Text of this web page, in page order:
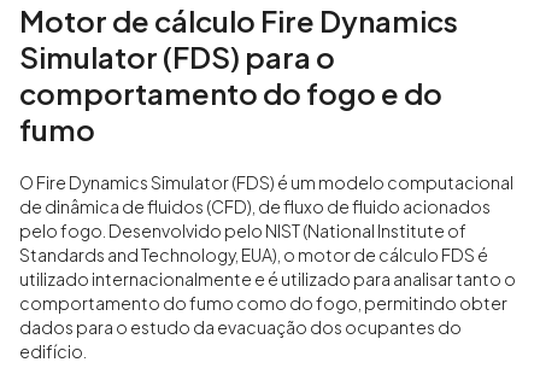
Motor de cálculo Fire Dynamics
Simulator (FDS) para o
comportamento do fogo e do
fumo
O Fire Dynamics Simulator (FDS) é um modelo computacional
de dinâmica de fluidos (CFD), de fluxo de fluido acionados
pelo fogo. Desenvolvido pelo NIST (National Institute of
Standards and Technology, EUA), o motor de cálculo FDS é
utilizado internacionalmente e é utilizado para analisar tanto o
comportamento do fumo como do fogo, permitindo obter
dados para o estudo da evacuação dos ocupantes do
edifício.